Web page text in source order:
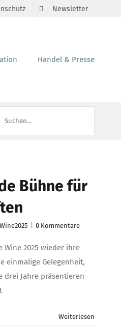
Newsletter
Handel & Presse
Bühne für
0 Kommentare
Wine 2025 wieder ihre
einmalige Gelegenheit,
drei Jahre präsentieren
Weiterlesen